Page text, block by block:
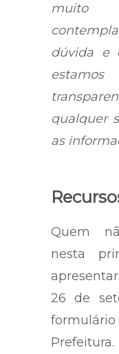
muito
dúvida e
qualquer
as
Quem
nesta
26 de